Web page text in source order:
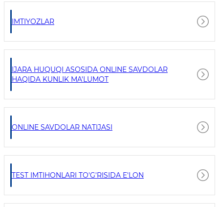
IMTIYOZLAR
IJARA HUQUQI ASOSIDA ONLINE SAVDOLAR
HAQIDA KUNLIK MA'LUMOT
ONLINE SAVDOLAR NATIJASI
TEST IMTIHONLARI TO'G'RISIDA E'LON